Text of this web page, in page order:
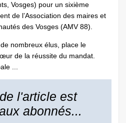
Vosges) pour un sixième
de l’Association des maires et
des Vosges (AMV 88).
nombreux élus, place le
de la réussite du mandat.
...
l'article est
abonnés...